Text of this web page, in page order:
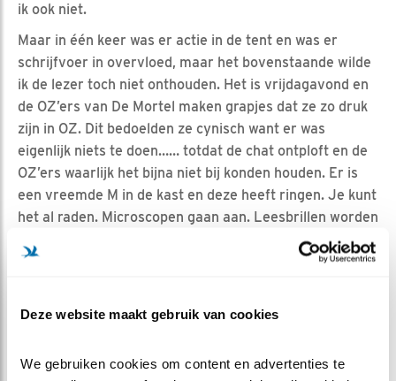
Deze website maakt gebruik van cookies
We gebruiken cookies om content en advertenties te
ik ook niet.
Maar in één keer was er actie in de tent en was er
schrijfvoer in overvloed, maar het bovenstaande wilde
ik de lezer toch niet onthouden. Het is vrijdagavond en
de OZ’ers van De Mortel maken grapjes dat ze zo druk
zijn in OZ. Dit bedoelden ze cynisch want er was
eigenlijk niets te doen…… totdat de chat ontploft en de
OZ’ers waarlijk het bijna niet bij konden houden. Er is
een vreemde M in de kast en deze heeft ringen. Je kunt
het al raden. Microscopen gaan aan. Leesbrillen worden
juist gepositioneerd en beeldschermen worden
opgeblazen tot pixelformaat, want we willen weten wie
BUS (de ringletters die alras duidelijk zichtbaar zijn) is
zaterdag laat BUS zich regelmatig zien en met een